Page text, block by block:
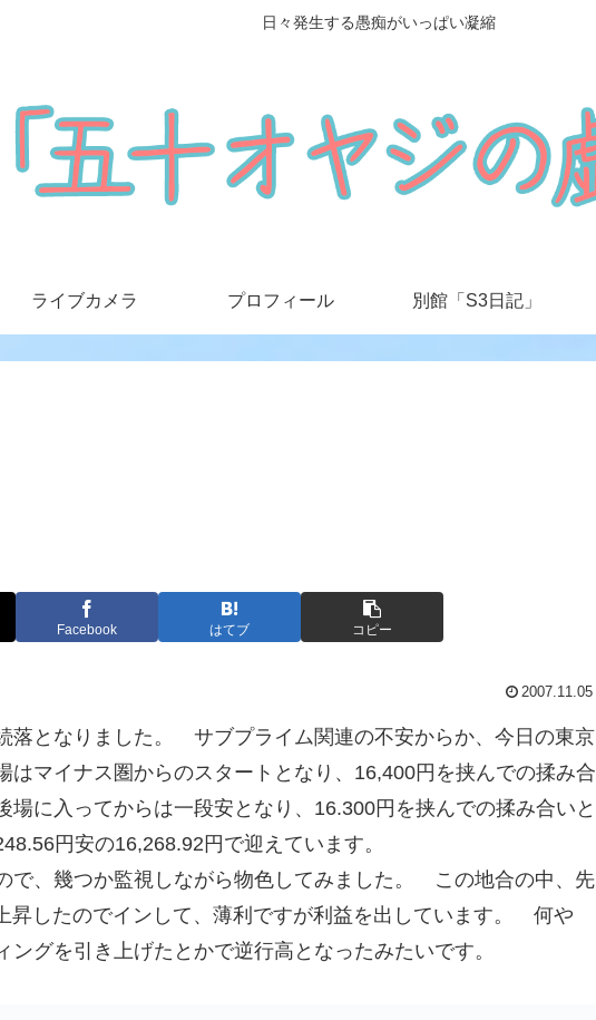
日々発生する愚痴がいっぱい凝縮
ライブカメラ プロフィール 別館「S3日記」
Facebook はてブ コピー
2007.11.05
落となりました。 サブプライム関連の不安からか、今日の東京
マイナス圏からのスタートとなり、16,400円を挟んでの揉み合
に入ってからは一段安となり、16.300円を挟んでの揉み合いと
円安の16,268.92円で迎えています。
で、幾つか監視しながら物色してみました。 この地合の中、先
昇したのでインして、薄利ですが利益を出しています。 何や
ングを引き上げたとかで逆行高となったみたいです。